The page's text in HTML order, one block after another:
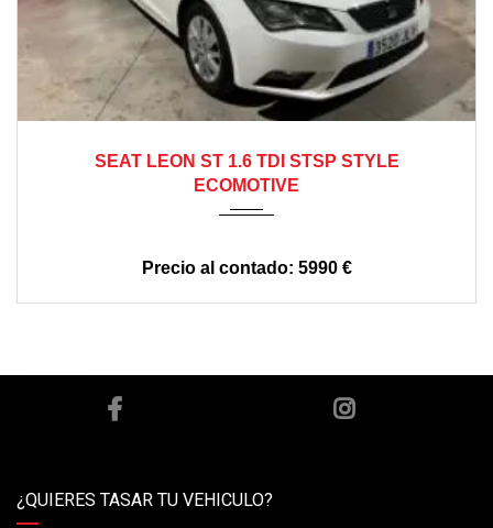
SEAT LEON ST 1.6 TDI STSP STYLE
ECOMOTIVE
5990 €
¿QUIERES TASAR TU VEHICULO?